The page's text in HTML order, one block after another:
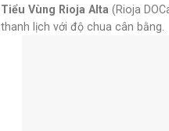
Tiểu Vùng Rioja Alta (Rioja
thanh lịch với độ chua cân bằng.